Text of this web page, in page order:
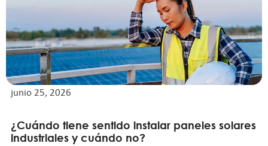
junio 25, 2026
¿Cuándo tiene sentido instalar paneles solares
industriales y cuándo no?